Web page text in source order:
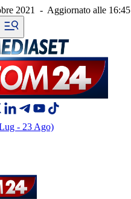
2021 - Aggiornato alle 16:45
- 23 Ago)